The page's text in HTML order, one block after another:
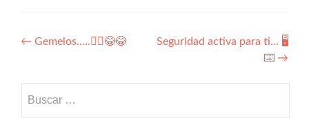
Navegación
entradas
← Gemelos…..👯‍♂️😂😂
Seguridad activa para ti… 🖥️
⌨️ →